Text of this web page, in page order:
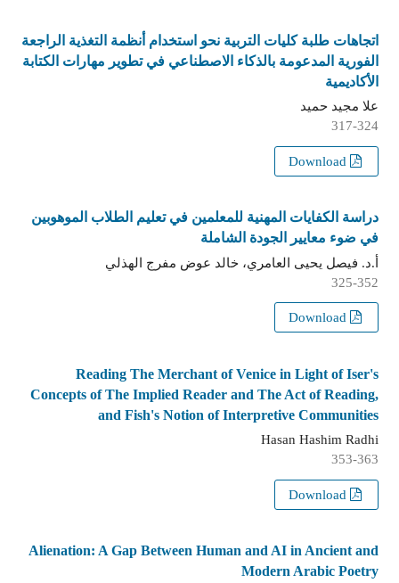
اتجاهات طلبة كليات التربية نحو استخدام أنظمة التغذية الراجعة
الفورية المدعومة بالذكاء الاصطناعي في تطوير مهارات الكتابة
الأكاديمية
علا مجيد حميد
317-324
دراسة الكفايات المهنية للمعلمين في تعليم الطلاب الموهوبين
في ضوء معايير الجودة الشاملة
أ.د. فيصل يحيى العامري، خالد عوض مفرج الهذلي
325-352
Download
Reading The Merchant of Venice in Light of Iser's
Concepts of The Implied Reader and The Act of Reading,
and Fish's Notion of Interpretive Communities
Hasan Hashim Radhi
353-363
Alienation: A Gap Between Human and AI in Ancient and
Modern Arabic Poetry